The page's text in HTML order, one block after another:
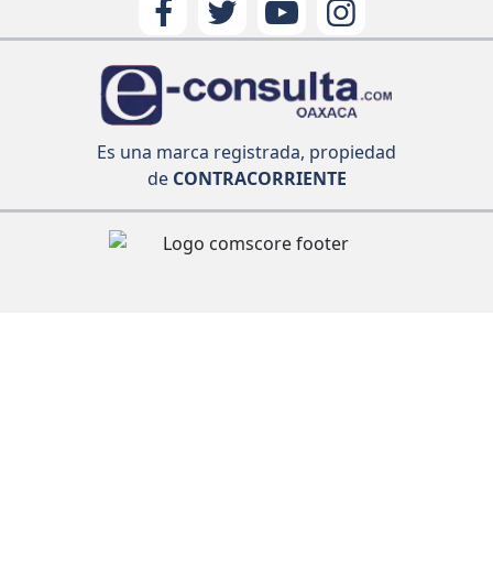
Es una marca registrada, propiedad
deCONTRACORRIENTE